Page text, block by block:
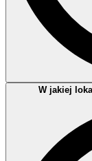
Nie. Audyt
normalnego
W jakiej lokalizacji DEKRA może